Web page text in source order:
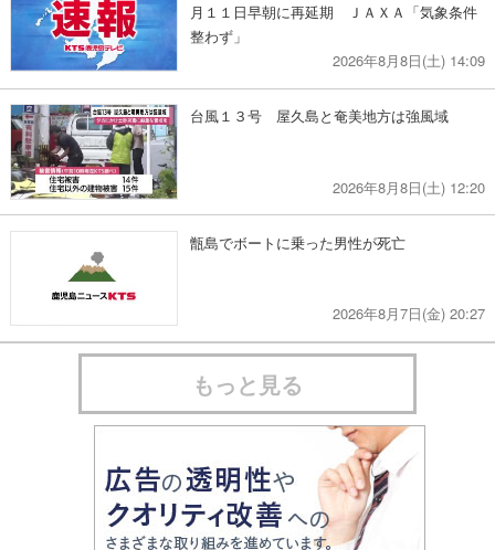
月１１日早朝に再延期 ＪＡＸＡ「気象条件
整わず」
2026年8月8日(土) 14:09
台風１３号 屋久島と奄美地方は強風域
2026年8月8日(土) 12:20
甑島でボートに乗った男性が死亡
2026年8月7日(金) 20:27
もっと見る